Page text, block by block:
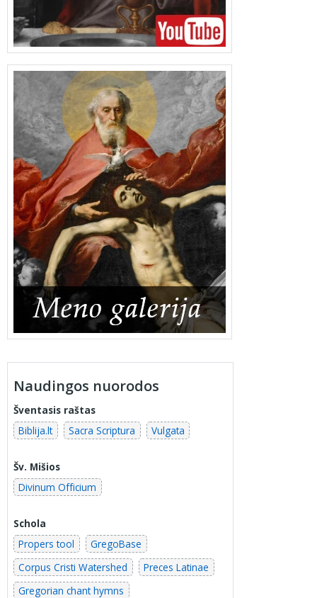
Naudingos nuorodos
Šventasis raštas
Biblija.lt
Sacra Scriptura Vulgata
Šv. Mišios
Divinum Officium
Schola
Propers tool
GregoBase
Corpus Cristi Watershed
Preces Latinae
Gregorian chant hymns